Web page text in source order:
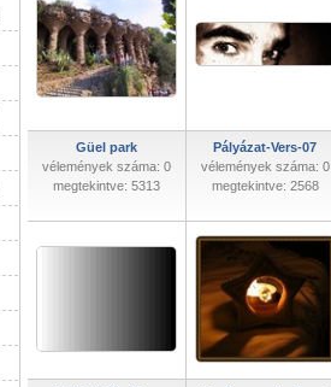
Güel park
vélemények száma: 0
megtekintve: 5313
Pályázat-Vers-07
vélemények száma: 0
megtekintve: 2568